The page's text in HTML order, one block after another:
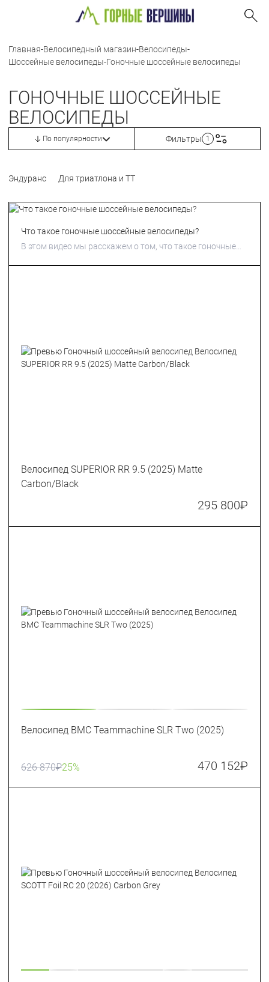
Главная-Велосипедный магазин-Велосипеды-
Шоссейные велосипеды-Гоночные шоссейные велосипеды
ГОНОЧНЫЕ ШОССЕЙНЫЕ
ВЕЛОСИПЕДЫ
По популярности Фильтры 1
Эндуранс Для триатлона и ТТ
Что такое гоночные шоссейные велосипеды?
В этом видео мы расскажем о том, что такое гоночные
Велосипед SUPERIOR RR 9.5 (2025) Matte
Carbon/Black
295 800₽
Велосипед BMC Teammachine SLR Two (2025)
626 870₽25% 470 152₽